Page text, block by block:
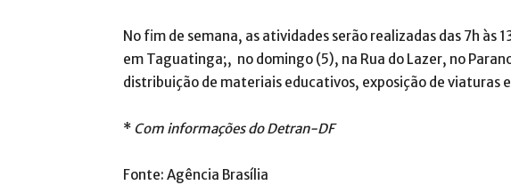
No fim de semana, as atividades serão realizadas das 7h às
em Taguatinga;, no domingo (5), na Rua do Lazer, no
distribuição de materiais educativos, exposição de viaturas
* Com informações do Detran-DF
Fonte: Agência Brasília